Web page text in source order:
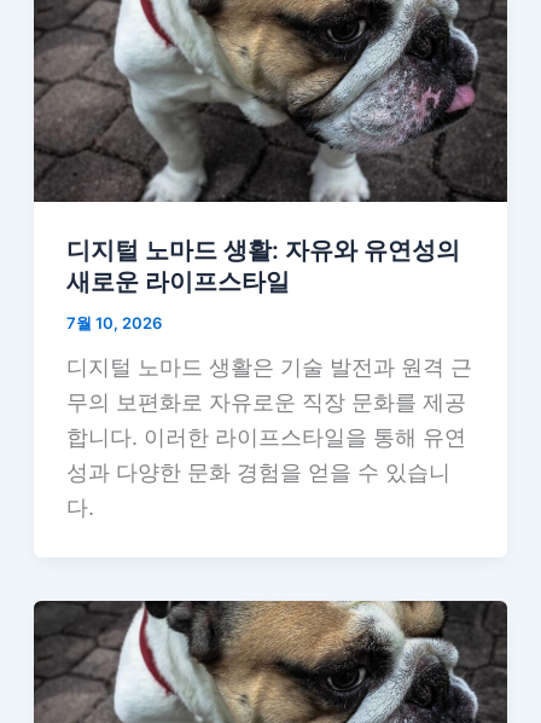
디지털 노마드 생활: 자유와 유연성의
새로운 라이프스타일
7월 10, 2026
디지털 노마드 생활은 기술 발전과 원격 근
무의 보편화로 자유로운 직장 문화를 제공
합니다. 이러한 라이프스타일을 통해 유연
성과 다양한 문화 경험을 얻을 수 있습니
다.